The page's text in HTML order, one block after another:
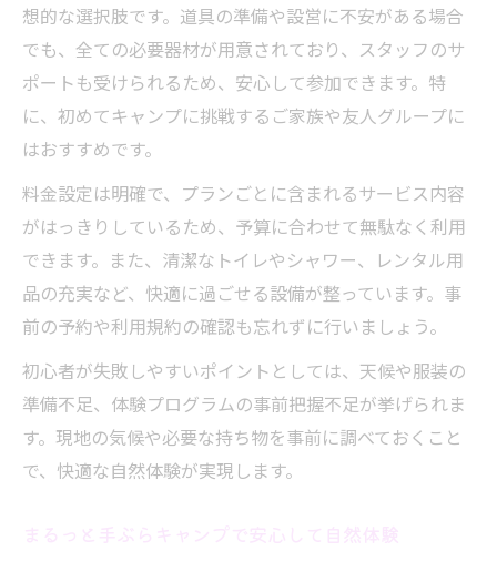
想的な選択肢です。道具の準備や設営に不安がある場合
でも、全ての必要器材が用意されており、スタッフのサ
ポートも受けられるため、安心して参加できます。特
に、初めてキャンプに挑戦するご家族や友人グループに
はおすすめです。
料金設定は明確で、プランごとに含まれるサービス内容
がはっきりしているため、予算に合わせて無駄なく利用
できます。また、清潔なトイレやシャワー、レンタル用
品の充実など、快適に過ごせる設備が整っています。事
前の予約や利用規約の確認も忘れずに行いましょう。
初心者が失敗しやすいポイントとしては、天候や服装の
準備不足、体験プログラムの事前把握不足が挙げられま
す。現地の気候や必要な持ち物を事前に調べておくこと
で、快適な自然体験が実現します。